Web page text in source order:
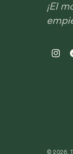
¡El
© 2026,